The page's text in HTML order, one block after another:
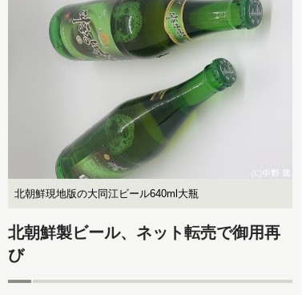
北朝鮮現地版の大同江ビール640ml大瓶
北朝鮮製ビール、ネット転売で御用再
び